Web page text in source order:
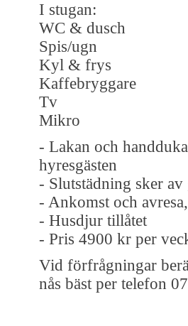
I stugan:
WC & dusch
Spis/ugn
Kyl & frys
Kaffebryggare
Tv
Mikro
- Lakan och
hyresgästen
- Slutstädning sker av
- Ankomst och
- Husdjur tillåtet
- Pris 4900 kr per
Vid förfrågningar
nås bäst per telefon